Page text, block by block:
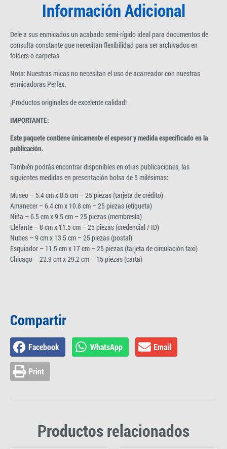
Información Adicional
Dele a sus enmicados un acabado semi-rígido ideal para documentos de
consulta constante que necesitan flexibilidad para ser archivados en
folders o carpetas.
Nota: Nuestras micas no necesitan el uso de acarreador con nuestras
enmicadoras Perfex.
¡Productos originales de excelente calidad!
IMPORTANTE:
Este paquete contiene únicamente el espesor y medida especificado en la
publicación.
También podrás encontrar disponibles en otras publicaciones, las
siguientes medidas en presentación bolsa de 5 milésimas:
Museo – 5.4 cm x 8.5 cm – 25 piezas (tarjeta de crédito)
Amanecer – 6.4 cm x 10.8 cm – 25 piezas (etiqueta)
Niña – 6.5 cm x 9.5 cm – 25 piezas (membresía)
Elefante – 8 cm x 11.5 cm – 25 piezas (credencial / ID)
Nubes – 9 cm x 13.5 cm – 25 piezas (postal)
Esquiador – 11.5 cm x 17 cm – 25 piezas (tarjeta de circulación taxi)
Chicago – 22.9 cm x 29.2 cm – 15 piezas (carta)
Compartir
Facebook WhatsApp Email
Print
Productos relacionados